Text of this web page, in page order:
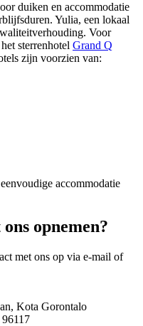
duiken en accommodatie
Yulia, een lokaal
Voor
sterrenhotel Grand Q
zijn voorzien van:
accommodatie
opnemen?
met ons op via e-mail of
Kota Gorontalo